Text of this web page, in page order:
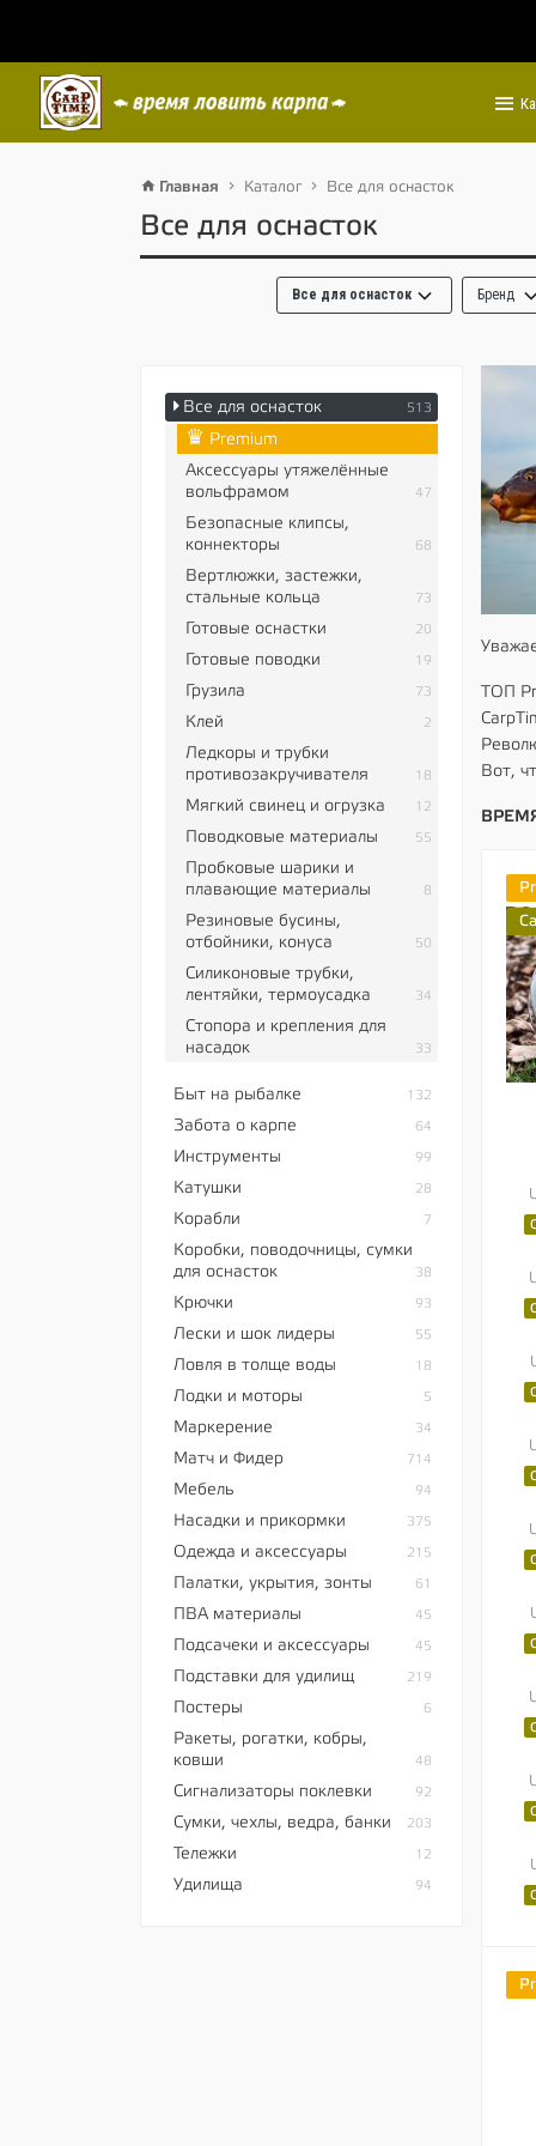
Главная Каталог Все для оснасток
Все для оснасток
Все для оснасток Бренд
Все для оснасток 513
♛ Premium
Аксессуары утяжелённые
вольфрамом
47
Безопасные клипсы,
коннекторы
68
Вертлюжки, застежки,
стальные кольца
73
Готовые оснастки 20
Готовые поводки 19
Грузила 73
Клей 2
Ледкоры и трубки
противозакручивателя
18
Мягкий свинец и огрузка 12
Поводковые материалы 55
Пробковые шарики и
плавающие материалы
8
Резиновые бусины,
отбойники, конуса
50
Силиконовые трубки,
лентяйки, термоусадка
34
Стопора и крепления для
насадок
33
Быт на рыбалке 132
Забота о карпе 64
Инструменты 99
Катушки 28
Корабли 7
Коробки, поводочницы, сумки
для оснасток
38
Крючки 93
Лески и шок лидеры 55
Ловля в толще воды 18
Лодки и моторы 5
Маркерение 34
Матч и Фидер 714
Мебель 94
Насадки и прикормки 375
Одежда и аксессуары 215
Палатки, укрытия, зонты 61
ПВА материалы 45
Подсачеки и аксессуары 45
Подставки для удилищ 219
Постеры 6
Ракеты, рогатки, кобры,
ковши
48
Сигнализаторы поклевки 92
Сумки, чехлы, ведра, банки 203
Тележки 12
Удилища 94
ТОП
Вот,